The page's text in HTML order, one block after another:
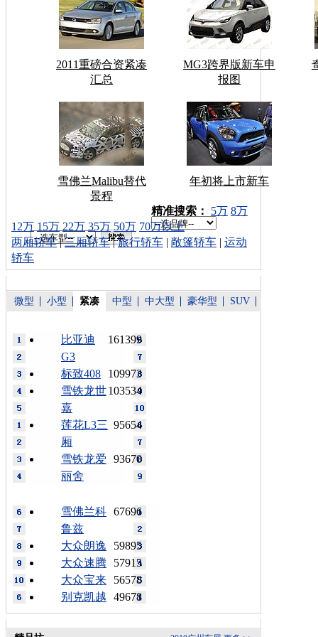
2011重磅合资紧凑
汇总
MG3跨界版新车申
报图
雪佛兰Malibu替代
景程
年初将上市新车
车型搜索：
精准搜索： 5万 8万
12万 15万 22万 35万 50万 70万以上
两厢轿车|三厢轿车|旅行轿车 | 敞篷轿车 | 运动
轿车
微型 小型 紧凑 中型 中大型 豪华型 SUV
161399
比亚迪
G3
109973
标致408
103534
雪铁龙世
嘉
95654
莲花L3三
厢
93670
雪铁龙爱
丽舍
67696
雪佛兰科
鲁兹
59895
大众朗逸
57915
大众速腾
56578
大众宝来
49678
别克凯越